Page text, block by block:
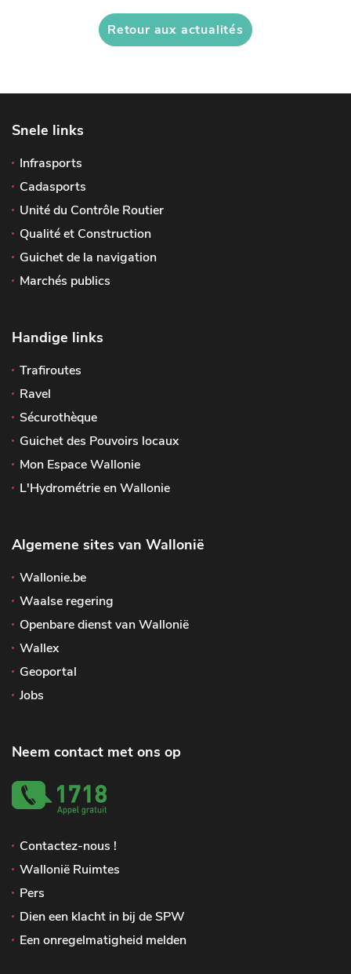
Retour aux actualités
Snele links
Infrasports
Cadasports
Unité du Contrôle Routier
Qualité et Construction
Guichet de la navigation
Marchés publics
Handige links
Trafiroutes
Ravel
Sécurothèque
Guichet des Pouvoirs locaux
Mon Espace Wallonie
L'Hydrométrie en Wallonie
Algemene sites van Wallonië
Wallonie.be
Waalse regering
Openbare dienst van Wallonië
Wallex
Geoportal
Jobs
Neem contact met ons op
Contactez-nous !
Wallonië Ruimtes
Pers
Dien een klacht in bij de SPW
Een onregelmatigheid melden